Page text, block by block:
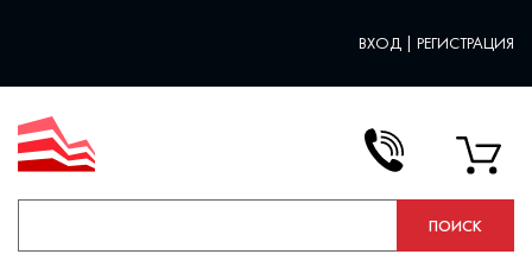
ВХОД | РЕГИСТРАЦИЯ